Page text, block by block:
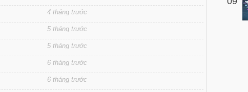
4 tháng trước
5 tháng trước
5 tháng trước
6 tháng trước
6 tháng trước